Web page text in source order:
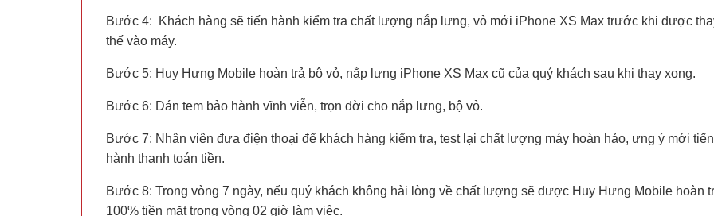
Bước 4: Khách hàng sẽ tiến hành kiểm tra chất lượng nắp lưng, vỏ mới iPhone XS Max trước khi được
thế vào máy.
Bước 5: Huy Hưng Mobile hoàn trả bộ vỏ, nắp lưng iPhone XS Max cũ của quý khách sau khi thay xong.
Bước 6: Dán tem bảo hành vĩnh viễn, trọn đời cho nắp lưng, bộ vỏ.
Bước 7: Nhân viên đưa điện thoại để khách hàng kiểm tra, test lại chất lượng máy hoàn hảo, ưng ý mới tiến
hành thanh toán tiền.
Bước 8: Trong vòng 7 ngày, nếu quý khách không hài lòng về chất lượng sẽ được Huy Hưng Mobile hoàn
100% tiền mặt trong vòng 02 giờ làm việc.